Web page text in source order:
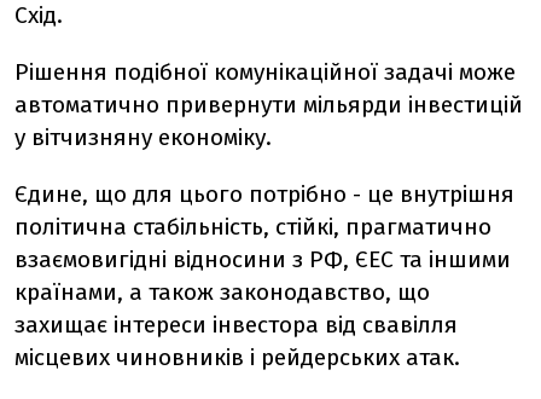
Схід.
Рішення подібної комунікаційної задачі може
автоматично привернути мільярди інвестицій
у вітчизняну економіку.
Єдине, що для цього потрібно - це внутрішня
політична стабільність, стійкі, прагматично
взаємовигідні відносини з РФ, ЄЕС та іншими
країнами, а також законодавство, що
захищає інтереси інвестора від свавілля
місцевих чиновників і рейдерських атак.